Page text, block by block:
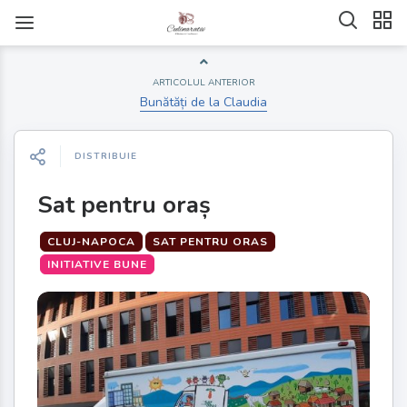
ARTICOLUL ANTERIOR
Bunătăți de la Claudia
DISTRIBUIE
Sat pentru oraș
CLUJ-NAPOCA
SAT PENTRU ORAS
INITIATIVE BUNE